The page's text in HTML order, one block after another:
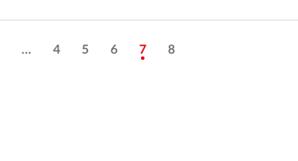
… 4 5 6 7 8